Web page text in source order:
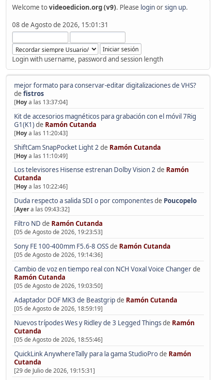
Welcome tovideoedicion.org (v9). Please loginorsign up.
08 de Agosto de 2026, 15:01:31
Login with username, password and session length
mejor formato para conservar-editar digitalizaciones de VHS?
de fistros
[Hoya las 13:37:04]
Kit de accesorios magnéticos para grabación con el móvil 7Rig
G1(K1)de Ramón Cutanda
[Hoya las 11:20:43]
ShiftCam SnapPocket Light 2 de Ramón Cutanda
[Hoya las 11:10:49]
Los televisores Hisense estrenan Dolby Vision 2 de Ramón
Cutanda
[Hoya las 10:22:46]
Duda respecto a salida SDI o por componentesde Poucopelo
[Ayera las 09:43:32]
Filtro ND de Ramón Cutanda
[05 de Agosto de 2026, 19:23:53]
Sony FE 100-400mm F5.6-8 OSSde Ramón Cutanda
[05 de Agosto de 2026, 19:14:36]
Cambio de voz en tiempo real con NCH Voxal Voice Changerde
Ramón Cutanda
[05 de Agosto de 2026, 19:03:50]
Adaptador DOF MK3 de Beastgripde Ramón Cutanda
[05 de Agosto de 2026, 18:59:19]
Nuevos trípodes Wes y Ridley de 3 Legged Thingsde Ramón
Cutanda
[05 de Agosto de 2026, 18:55:46]
QuickLink AnywhereTally para la gama StudioProde Ramón
Cutanda
[29 de Julio de 2026, 19:15:31]